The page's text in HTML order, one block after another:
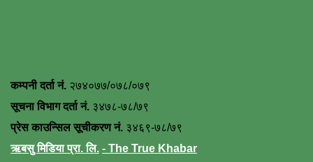
कम्पनी दर्ता नं. २७४०७७/०७८/०७९
सूचना विभाग दर्ता नं. ३४७८-७८/७९
प्रेस काउन्सिल सूचीकरण नं. ३४६९-७८/७९
ऋबसु मिडिया प्रा. लि. - The True Khabar